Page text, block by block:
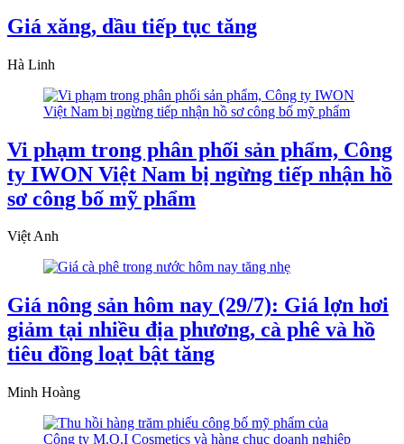
Giá xăng, dầu tiếp tục tăng
Hà Linh
Vi phạm trong phân phối sản phẩm, Công
ty IWON Việt Nam bị ngừng tiếp nhận hồ
sơ công bố mỹ phẩm
Việt Anh
Giá nông sản hôm nay (29/7): Giá lợn hơi
giảm tại nhiều địa phương, cà phê và hồ
tiêu đồng loạt bật tăng
Minh Hoàng